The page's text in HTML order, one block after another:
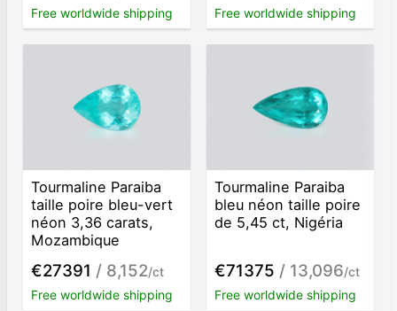
Free worldwide shipping
Free worldwide shipping
Tourmaline Paraiba
taille poire bleu-vert
néon 3,36 carats,
Mozambique
€27391 / 8,152/ct
Free worldwide shipping
Tourmaline Paraiba
bleu néon taille poire
de 5,45 ct, Nigéria
€71375 / 13,096/ct
Free worldwide shipping